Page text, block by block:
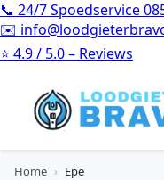
📞 24/7 Spoedservice
✉️
⭐ 4.9 / 5.0 – Reviews
Home › Epe